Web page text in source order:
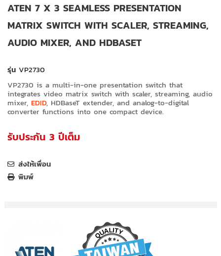
ATEN 7 X 3 SEAMLESS PRESENTATION
MATRIX SWITCH WITH SCALER, STREAMING,
AUDIO MIXER, AND HDBASET
รุ่น VP2730
VP2730 is a multi-in-one presentation switch that
integrates video matrix switch with scaler, streaming, audio
mixer, EDID, HDBaseT extender, and analog-to-digital
converter functions into one compact device.
รับประกัน 3 ปีเต็ม
ส่งให้เพื่อน
พิมพ์